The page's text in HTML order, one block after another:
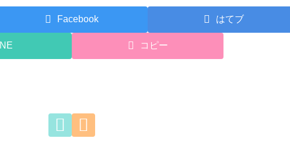
Facebook はてブ
コピー